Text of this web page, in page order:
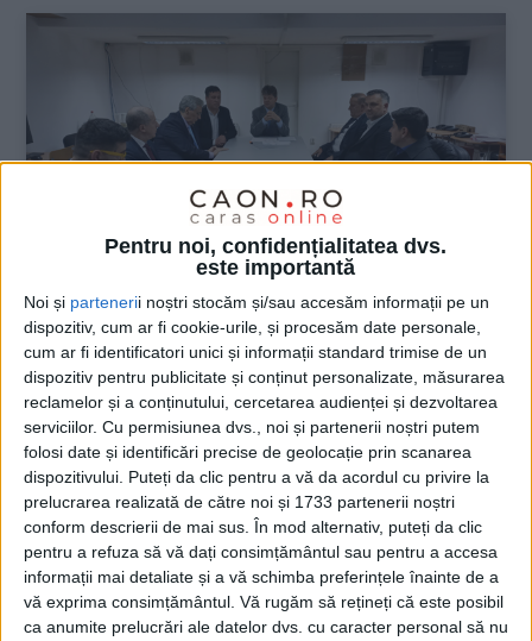
Pentru noi, confidențialitatea dvs.
este importantă
Noi și partenerii noștri stocăm și/sau accesăm informații pe un
dispozitiv, cum ar fi cookie-urile, și procesăm date personale,
cum ar fi identificatori unici și informații standard trimise de un
dispozitiv pentru publicitate și conținut personalizate, măsurarea
reclamelor și a conținutului, cercetarea audienței și dezvoltarea
serviciilor. Cu permisiunea dvs., noi și partenerii noștri putem
folosi date și identificări precise de geolocație prin scanarea
dispozitivului. Puteți da clic pentru a vă da acordul cu privire la
prelucrarea realizată de către noi și 1733 partenerii noștri
conform descrierii de mai sus. În mod alternativ, puteți da clic
pentru a refuza să vă dați consimțământul sau pentru a accesa
informații mai detaliate și a vă schimba preferințele înainte de a
vă exprima consimțământul. Vă rugăm să rețineți că este posibil
ca anumite prelucrări ale datelor dvs. cu caracter personal să nu
ŞTIRILE JUDEŢULUI CARAŞ-SEVERIN
Noii parlamentarii și-au preluat
mandatele
8 DECEMBRIE 2024, 10:57 AM 4 MINUTE DE CITIRE
CARAȘ-SEVERIN – Dintre cei șapte, cinci au venit ieri în
persoană la BEJ, unul l-a preluat prin reprezentant, iar altul a
solicitat să i se transmită prin email!